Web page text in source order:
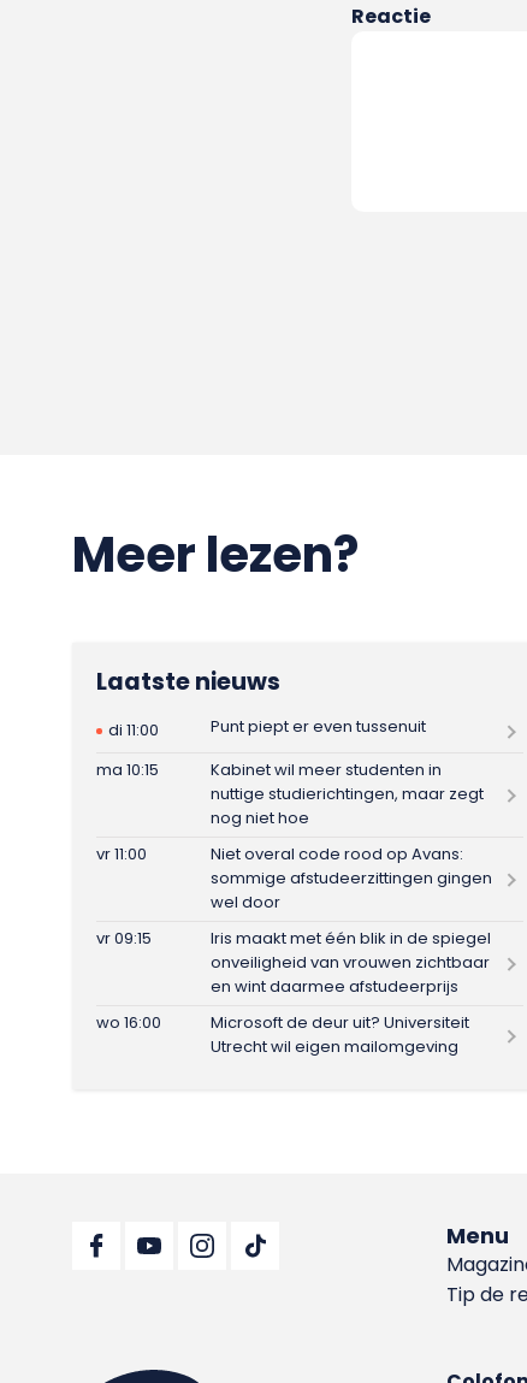
Reactie
Meer lezen?
Laatste nieuws
di 11:00
Punt piept er even tussenuit
ma 10:15
Kabinet wil meer studenten in
nuttige studierichtingen, maar zegt
nog niet hoe
vr 11:00
Niet overal code rood op Avans:
sommige afstudeerzittingen gingen
wel door
vr 09:15
Iris maakt met één blik in de spiegel
onveiligheid van vrouwen zichtbaar
en wint daarmee afstudeerprijs
wo 16:00
Microsoft de deur uit? Universiteit
Utrecht wil eigen mailomgeving
Menu
Tip de